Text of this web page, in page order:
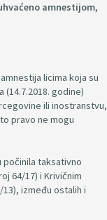
amnestijom,
licima koja su
godine)
ili inostranstvu,
pravo ne mogu
počinila taksativno
64/17) i Krivičnim
između ostalih i